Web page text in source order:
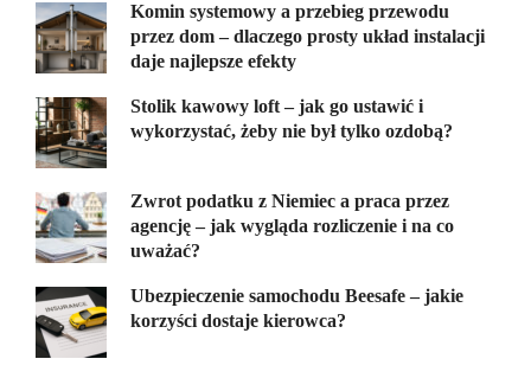
Komin systemowy a przebieg przewodu
przez dom – dlaczego prosty układ instalacji
daje najlepsze efekty
Stolik kawowy loft – jak go ustawić i
wykorzystać, żeby nie był tylko ozdobą?
Zwrot podatku z Niemiec a praca przez
agencję – jak wygląda rozliczenie i na co
uważać?
Ubezpieczenie samochodu Beesafe – jakie
korzyści dostaje kierowca?